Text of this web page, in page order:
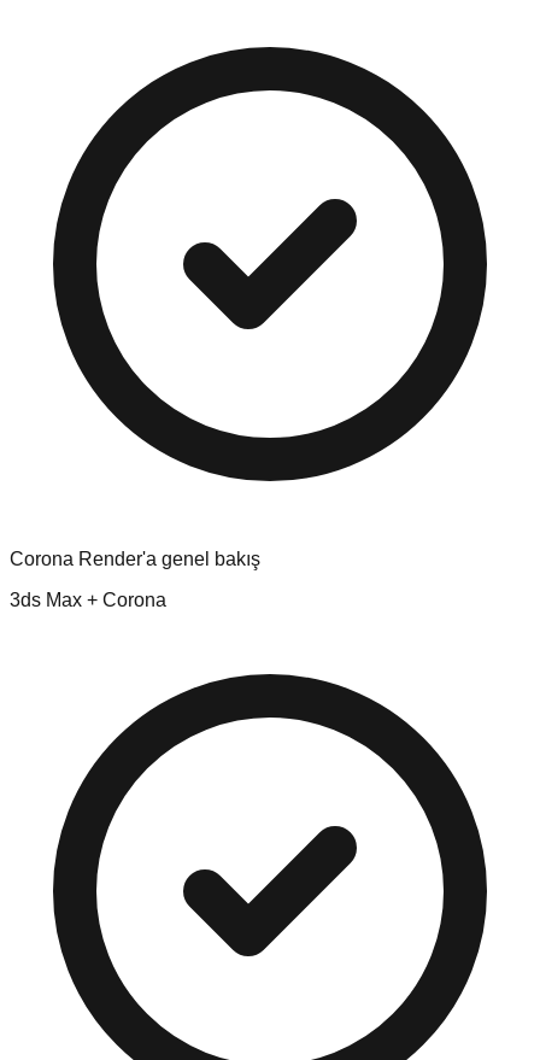
Corona Render'a genel bakış
3ds Max + Corona